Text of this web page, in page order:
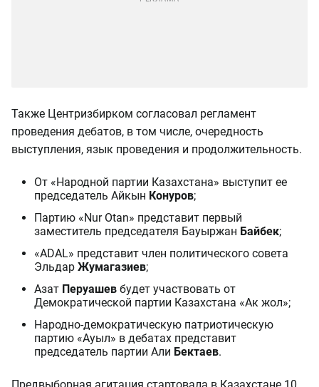
Также Центризбирком согласовал регламент
проведения дебатов, в том числе, очередность
выступления, язык проведения и продолжительность.
От «Народной партии Казахстана» выступит ее
председатель Айкын Конуров;
Партию «Nur Otan» представит первый
заместитель председателя Бауыржан Байбек;
«ADAL» представит член политического совета
Эльдар Жумагазиев;
Азат Перуашев будет участвовать от
Демократической партии Казахстана «Ак жол»;
Народно-демократическую патриотическую
партию «Ауыл» в дебатах представит
председатель партии Али Бектаев.